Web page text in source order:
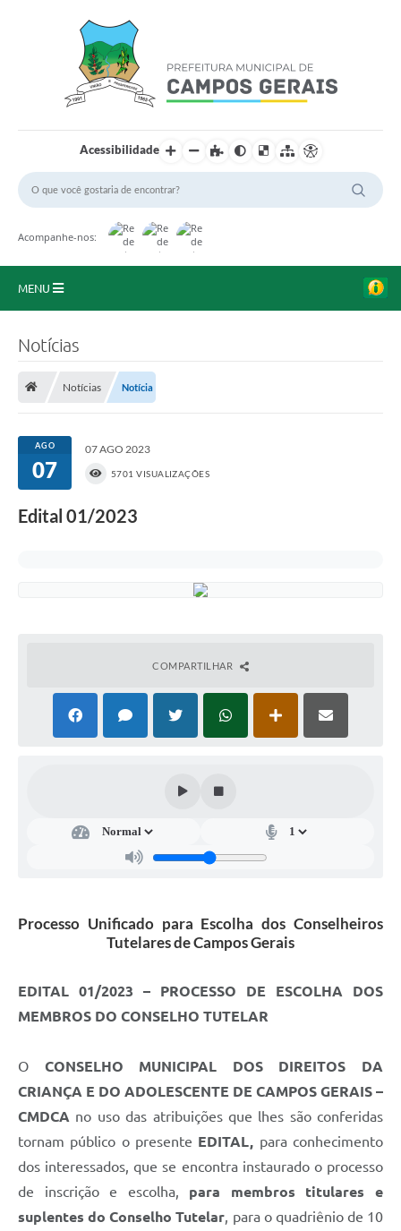
Acessibilidade
Acompanhe-nos:
MENU
Portal da Transparência
Secretarias
Mais
Notícias
Notícias Notícia
AGO
07
07 AGO 2023
5701 VISUALIZAÇÕES
Edital 01/2023
COMPARTILHAR
Processo Unificado para Escolha dos Conselheiros
Tutelares de Campos Gerais
EDITAL 01/2023 – PROCESSO DE ESCOLHA DOS
MEMBROS DO CONSELHO TUTELAR
O CONSELHO MUNICIPAL DOS DIREITOS DA
CRIANÇA E DO ADOLESCENTE DE CAMPOS GERAIS –
CMDCA no uso das atribuições que lhes são conferidas
tornam público o presente EDITAL, para conhecimento
dos interessados, que se encontra instaurado o processo
de inscrição e escolha, para membros titulares e
suplentes do Conselho Tutelar, para o quadriênio de 10